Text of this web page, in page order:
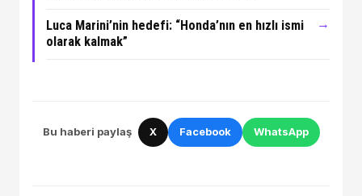
Luca Marini’nin hedefi: “Honda’nın en hızlı ismi
olarak kalmak”
→
Bu haberi paylaş X Facebook WhatsApp